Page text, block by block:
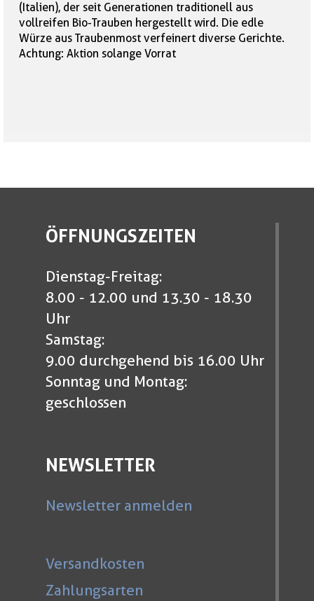
(Italien), der seit Generationen traditionell aus
vollreifen Bio-Trauben hergestellt wird. Die edle
Würze aus Traubenmost verfeinert diverse Gerichte.
Achtung: Aktion solange Vorrat
ÖFFNUNGSZEITEN
Dienstag-Freitag:
8.00 - 12.00 und 13.30 - 18.30
Uhr
Samstag:
9.00 durchgehend bis 16.00 Uhr
Sonntag und Montag:
geschlossen
NEWSLETTER
Newsletter anmelden
Versandkosten
Zahlungsarten